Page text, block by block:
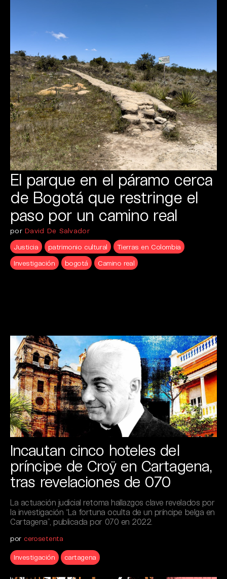
El parque en el páramo cerca
de Bogotá que restringe el
paso por un camino real
porDavid De Salvador
Justicia
patrimonio cultural
Tierras en Colombia
Investigación
bogotá Camino real
Incautan cinco hoteles del
príncipe de Croÿ en Cartagena,
tras revelaciones de 070
La actuación judicial retoma hallazgos clave revelados por
la investigación “La fortuna oculta de un príncipe belga en
Cartagena”, publicada por 070 en 2022.
por cerosetenta
Investigación cartagena